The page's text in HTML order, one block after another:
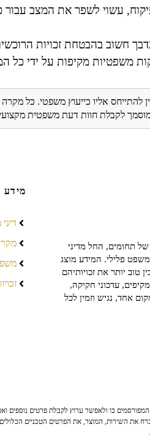
עשוי לשפר את המצב עבור
חוק מכר בתמ"א 38 מהווה נדבך חשוב
משפטיות מקיפות על ידי כל
להתייחס אליו כייעוץ משפטי. כל
מוסמך לקבלת חוות דעת משפטית
של תחומים, החל מדיני
פלילי. המידע מוצג
יותר את זכויותיהם
עדכוני חקיקה,
אחד, נגיש וזמין לכל
מידע
בו ולאפשר ערוץ לקבלת פרטים נוספים
את השירות, המוצר, את הפרטים הטכניים